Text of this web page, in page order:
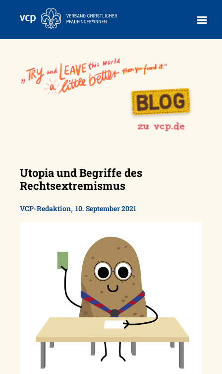
Utopia und Begriffe des
Rechtsextremismus
VCP-Redaktion, 10. September 2021